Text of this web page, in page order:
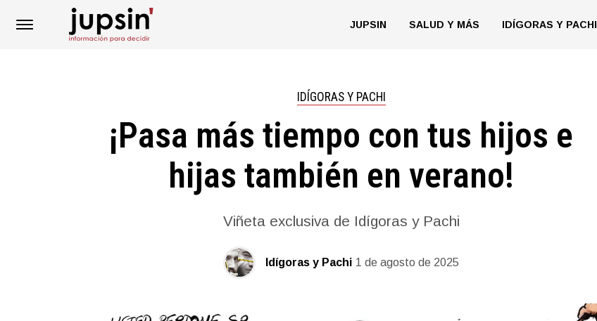
JUPSIN SALUD Y MÁS IDÍGORAS Y PACHI
IDÍGORAS Y PACHI
¡Pasa más tiempo con tus hijos e
hijas también en verano!
Viñeta exclusiva de Idígoras y Pachi
Idígoras y Pachi 1 de agosto de 2025